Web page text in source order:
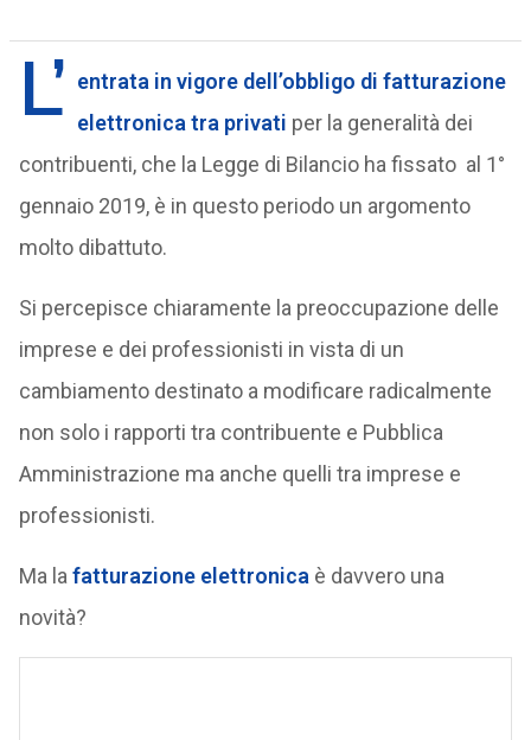
L’ entrata in vigore dell’obbligo di fatturazione
elettronica tra privati per la generalità dei
contribuenti, che la Legge di Bilancio ha fissato al 1°
gennaio 2019, è in questo periodo un argomento
molto dibattuto.
Si percepisce chiaramente la preoccupazione delle
imprese e dei professionisti in vista di un
cambiamento destinato a modificare radicalmente
non solo i rapporti tra contribuente e Pubblica
Amministrazione ma anche quelli tra imprese e
professionisti.
Ma la fatturazione elettronica è davvero una
novità?